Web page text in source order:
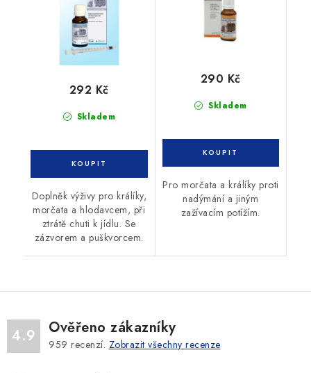
Skladem
292 Kč
Doplněk výživy pro králíky,
morčata a hlodavcem, při
ztrátě chuti k jídlu. Se
zázvorem a puškvorcem.
Skladem
290 Kč
Pro morčata a králíky proti
nadýmání a jiným
zažívacím potížím.
4.9 Ověřeno zákazníky
959 recenzí. Zobrazit všechny recenze